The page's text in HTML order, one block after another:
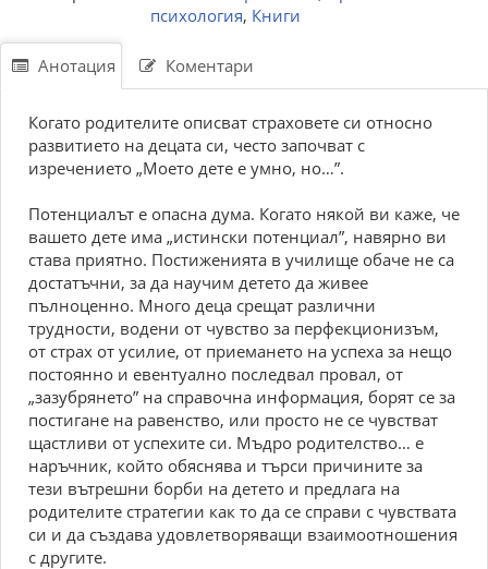
психология, Книги
Анотация Коментари
Когато родителите описват страховете си относно
развитието на децата си, често започват с
изречението „Моето дете е умно, но…”.
Потенциалът е опасна дума. Когато някой ви каже, че
вашето дете има „истински потенциал”, навярно ви
става приятно. Постиженията в училище обаче не са
достатъчни, за да научим детето да живее
пълноценно. Много деца срещат различни
трудности, водени от чувство за перфекционизъм,
от страх от усилие, от приемането на успеха за нещо
постоянно и евентуално последвал провал, от
„зазубрянето” на справочна информация, борят се за
постигане на равенство, или просто не се чувстват
щастливи от успехите си. Мъдро родителство… е
наръчник, който обяснява и търси причините за
тези вътрешни борби на детето и предлага на
родителите стратегии как то да се справи с чувствата
си и да създава удовлетворяващи взаимоотношения
с другите.